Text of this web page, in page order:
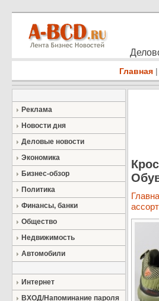
Главная |
Реклама
Новости дня
Деловые новости
Экономика
Бизнес-обзор
Политика
Финансы, банки
Общество
Недвижимость
Автомобили
Интернет
ВХОД/Напоминание пароля